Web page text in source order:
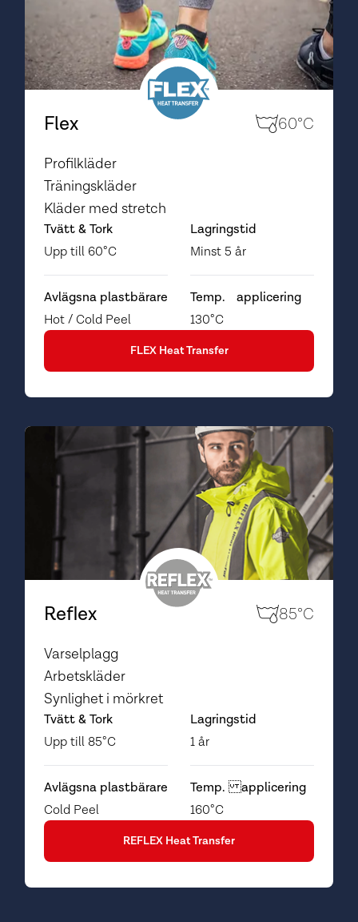
Flex 60°C
Profilkläder
Träningskläder
Kläder med stretch
Tvätt & Tork
Upp till 60°C
Lagringstid
Minst 5 år
Avlägsna plastbärare
Hot / Cold Peel
Temp. applicering
130°C
FLEX Heat Transfer
Reflex 85°C
Varselplagg
Arbetskläder
Synlighet i mörkret
Tvätt & Tork
Upp till 85°C
Lagringstid
1 år
Avlägsna plastbärare
Cold Peel
Temp. applicering
160°C
REFLEX Heat Transfer